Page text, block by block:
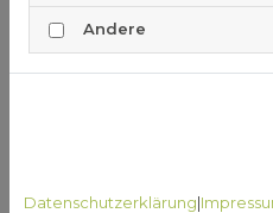
Die Symptome eines
Andere
Datenschutzerklärung|